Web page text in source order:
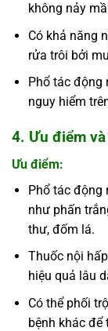
không nảy
Có khả năng
rửa trôi bởi
Phổ tác động
nguy hiểm
4. Ưu điểm
Ưu điểm:
Phổ tác động
như phấn
thư, đốm lá.
Thuốc nội
hiệu quả lâu
Có thể phối
bệnh khác để